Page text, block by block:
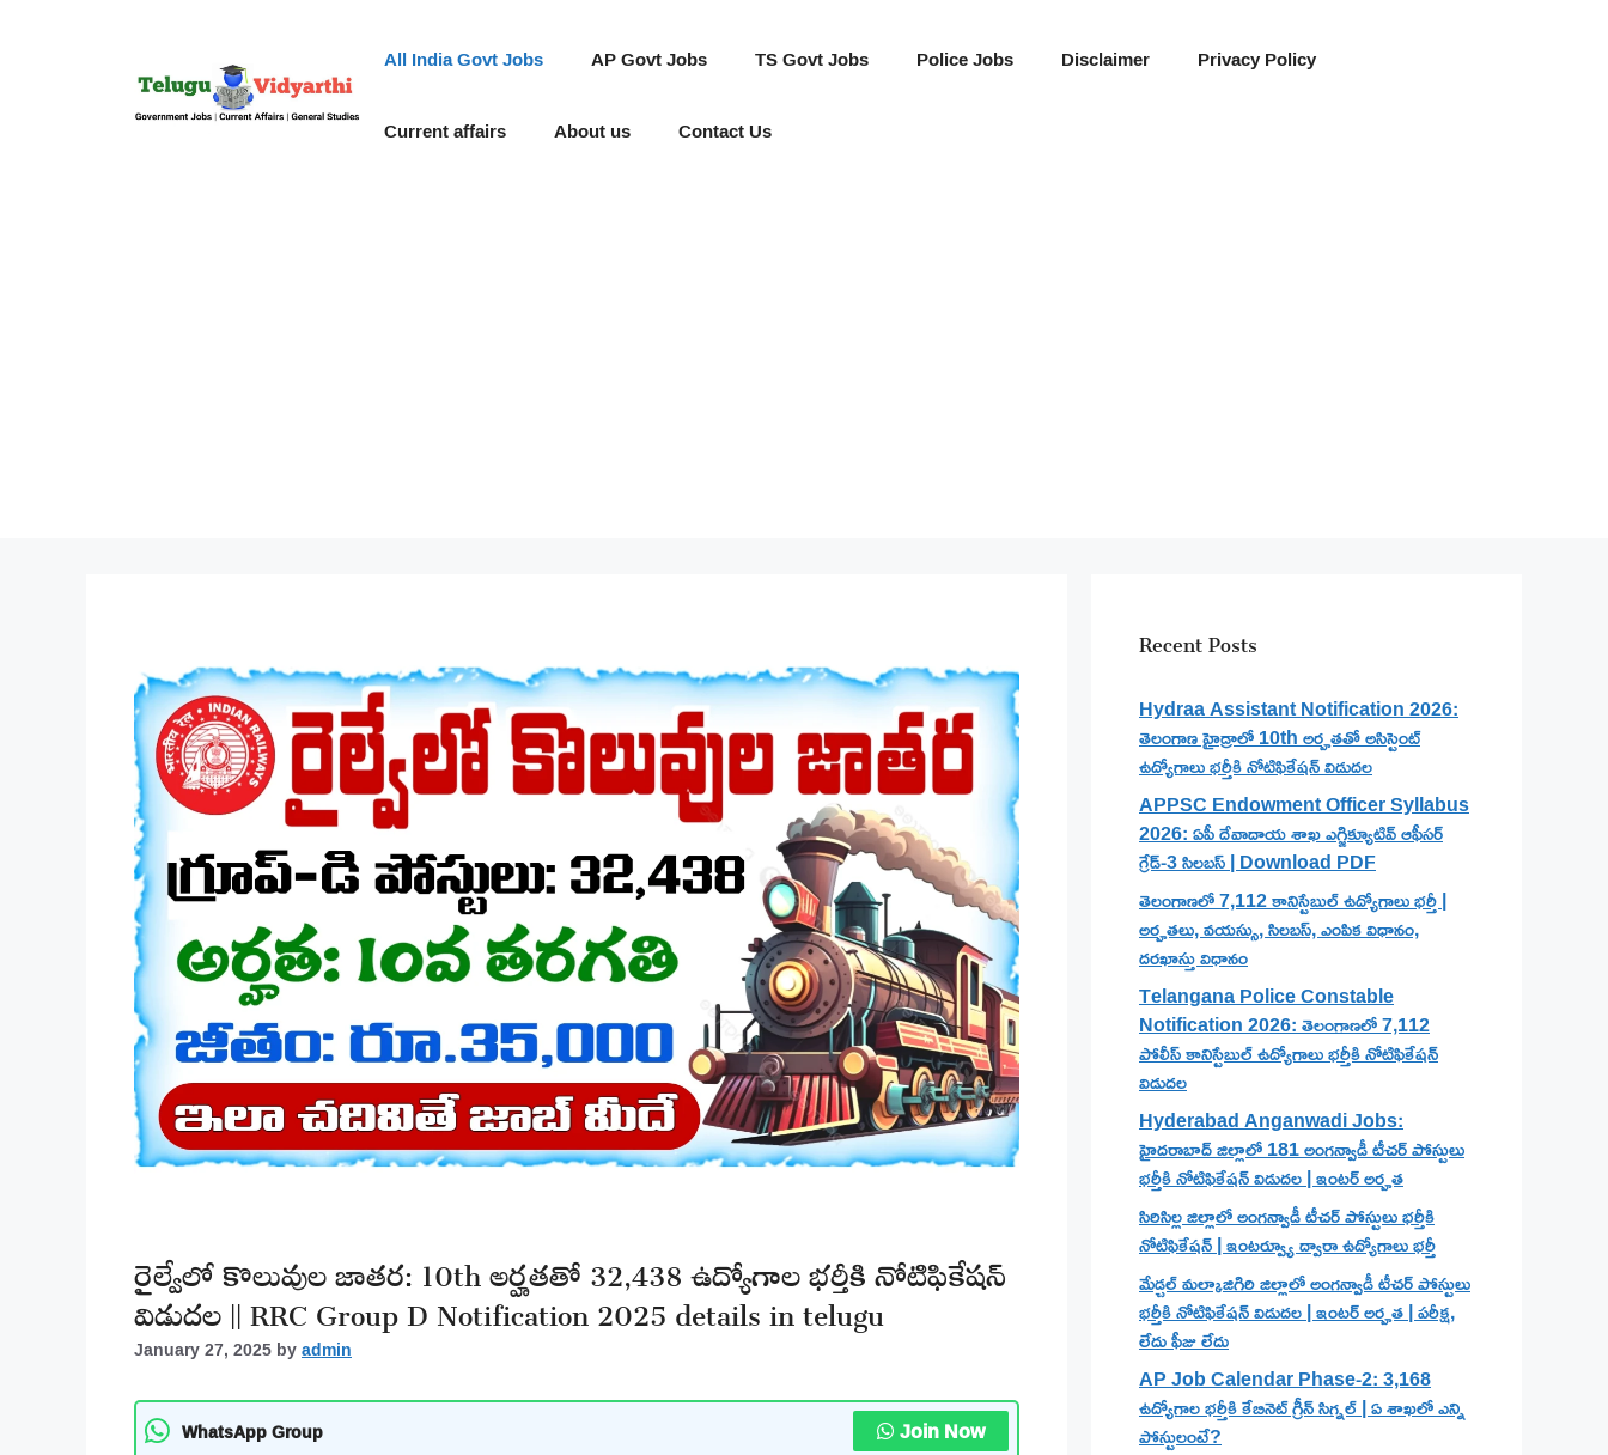
All India Govt Jobs AP Govt Jobs TS Govt Jobs Police Jobs Disclaimer Privacy Policy
Current affairs About us Contact Us
రైల్వేలో కొలువుల జాతర: 10th అర్హతతో 32,438 ఉద్యోగాల భర్తీకి నోటిఫికేషన్
విడుదల || RRC Group D Notification 2025 details in telugu
January 27, 2025byadmin
WhatsApp Group Join Now
Recent Posts
Hydraa Assistant Notification 2026:
తెలంగాణ హైడ్రాలో 10th అర్హతతో అసిస్టెంట్
ఉద్యోగాలు భర్తీకి నోటిఫికేషన్ విడుదల
APPSC Endowment Officer Syllabus
2026: ఏపీ దేవాదాయ శాఖ ఎగ్జిక్యూటివ్ ఆఫీసర్
గ్రేడ్-3 సిలబస్ | Download PDF
తెలంగాణలో 7,112 కానిస్టేబుల్ ఉద్యోగాలు భర్తీ |
అర్హతలు, వయస్సు, సిలబస్, ఎంపిక విధానం,
దరఖాస్తు విధానం
Telangana Police Constable
Notification 2026: తెలంగాణలో 7,112
పోలీస్ కానిస్టేబుల్ ఉద్యోగాలు భర్తీకి నోటిఫికేషన్
విడుదల
Hyderabad Anganwadi Jobs:
హైదరాబాద్ జిల్లాలో 181 అంగన్వాడీ టీచర్ పోస్టులు
భర్తీకి నోటిఫికేషన్ విడుదల | ఇంటర్ అర్హత
సిరిసిల్ల జిల్లాలో అంగన్వాడీ టీచర్ పోస్టులు భర్తీకి
నోటిఫికేషన్ | ఇంటర్వ్యూ ద్వారా ఉద్యోగాలు భర్తీ
మేడ్చల్ మల్కాజిగిరి జిల్లాలో అంగన్వాడీ టీచర్ పోస్టులు
భర్తీకి నోటిఫికేషన్ విడుదల | ఇంటర్ అర్హత | పరీక్ష,
లేదు ఫీజు లేదు
AP Job Calendar Phase-2: 3,168
ఉద్యోగాల భర్తీకి కేబినెట్ గ్రీన్ సిగ్నల్ | ఏ శాఖలో ఎన్ని
పోస్టులంటే?